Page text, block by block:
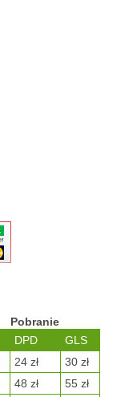
Pobranie
DPD
GLS
24 zł
30 zł
48 zł
55 zł